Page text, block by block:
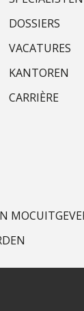
DOSSIERS
VACATURES
KANTOREN
CARRIÈRE